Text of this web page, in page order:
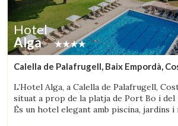
Hotel
Alga
Calella de Palafrugell, Baix Empordà,
L’Hotel Alga, a Calella de Palafrugell,
situat a prop de la platja de Port Bo i del
És un hotel elegant amb piscina, jardins i